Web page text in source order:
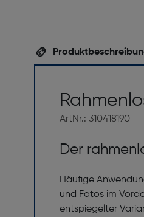
ArtNr.: 310418190
Der
Häufige
und Fotos im
entspiegelter